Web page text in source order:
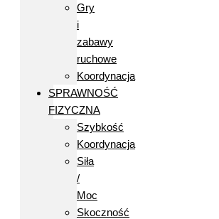
Gry
i
zabawy
ruchowe
Koordynacja
SPRAWNOŚĆ
FIZYCZNA
Szybkość
Koordynacja
Siła
/
Moc
Skoczność